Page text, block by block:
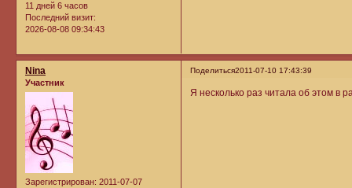
11 дней 6 часов
Последний визит:
2026-08-08 09:34:43
Поделиться2011-07-10 17:43:39
Nina
Участник
Зарегистрирован: 2011-07-07
Я несколько раз читала об этом в